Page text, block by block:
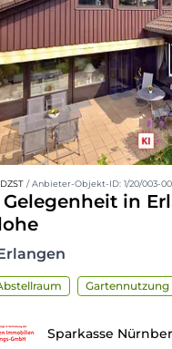
/ Anbieter-Objekt-ID: 1/20/003-
in
Gartennutzung
Sparkasse